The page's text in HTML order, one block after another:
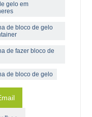
gelo em
de bloco de gelo
de fazer bloco de
de bloco de gelo